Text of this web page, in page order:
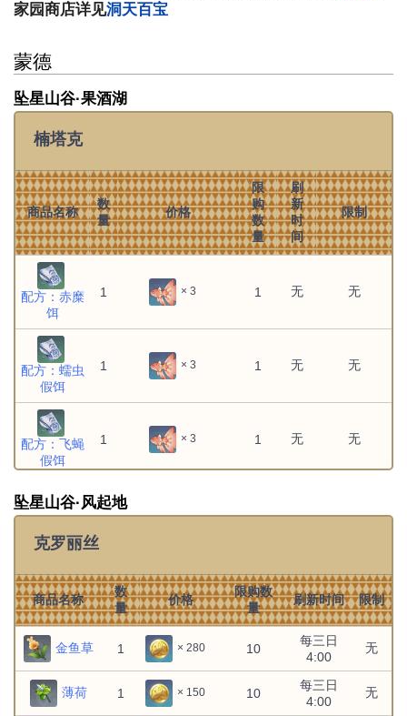
家园商店详见洞天百宝
蒙德
坠星山谷·果酒湖
楠塔克
商品名称
数
量
价格
限
购
数
量
刷
新
时
间
限制
配方：赤糜
饵
1 × 3 1 无 无
配方：蠕虫
假饵
1 × 3 1 无 无
配方：飞蝇
假饵
1 × 3 1 无 无
鱼线稳定器
1 × 3 1 无
各国钓鱼协
会限购1个
坠星山谷·风起地
克罗丽丝
商品名称
数
量
价格
限购数
量
刷新时间 限制
金鱼草 1 × 280 10
每三日
4:00
无
薄荷 1 × 150 10
每三日
4:00
无